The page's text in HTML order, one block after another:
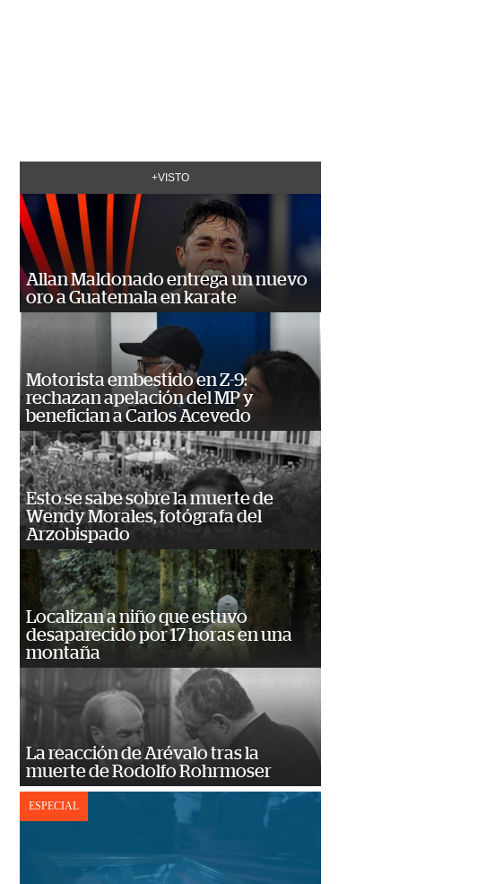
+VISTO
Allan Maldonado entrega un nuevo
oro a Guatemala en karate
Motorista embestido en Z-9:
rechazan apelación del MP y
benefician a Carlos Acevedo
Esto se sabe sobre la muerte de
Wendy Morales, fotógrafa del
Arzobispado
Localizan a niño que estuvo
desaparecido por 17 horas en una
montaña
La reacción de Arévalo tras la
muerte de Rodolfo Rohrmoser
ESPECIAL